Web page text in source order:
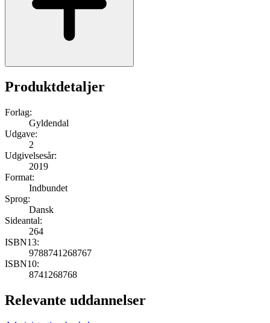
Produktdetaljer
Forlag:
Gyldendal
Udgave:
2
Udgivelsesår:
2019
Format:
Indbundet
Sprog:
Dansk
Sideantal:
264
ISBN13:
9788741268767
ISBN10:
8741268768
Relevante uddannelser